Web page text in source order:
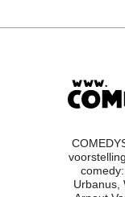
Urbanus,